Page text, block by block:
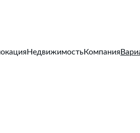
НедвижимостьКомпания